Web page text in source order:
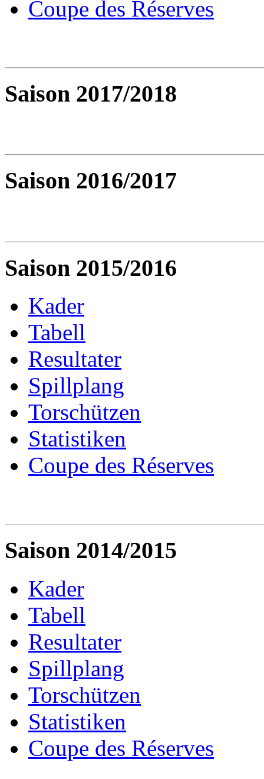
Coupe des Réserves
Saison 2017/2018
Saison 2016/2017
Saison 2015/2016
Kader
Tabell
Resultater
Spillplang
Torschützen
Statistiken
Coupe des Réserves
Saison 2014/2015
Kader
Tabell
Resultater
Spillplang
Torschützen
Statistiken
Coupe des Réserves